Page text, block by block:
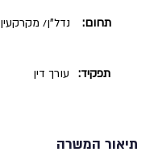
נדל"ן/ מקרקעין תחום:
עורך דין תפקיד:
תיאור המשרה